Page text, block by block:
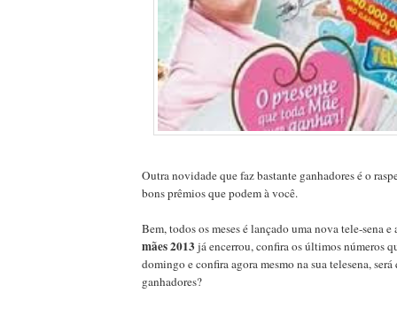
Outra novidade que faz bastante ganhadores é o
bons prêmios que podem à você.
Bem, todos os meses é lançado uma nova tele-sena
mães 2013já encerrou, confira os últimos números
domingo e confira agora mesmo na sua telesena,
ganhadores?